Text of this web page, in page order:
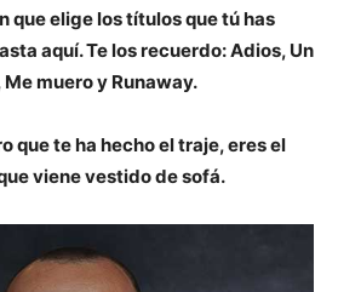
que elige los títulos que tú has
aquí. Te los recuerdo: Adios, Un
muero y Runaway.
que te ha hecho el traje, eres el
viene vestido de sofá.